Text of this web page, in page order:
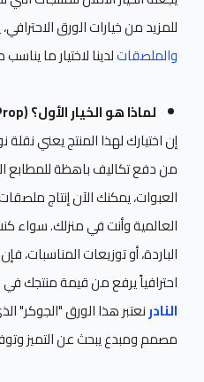
للمزيد من خيارات الورق
والملصقاتلدينا لاختيار ما
لماذا هو الخيار الأول؟ (The Value Prop)
إن اختيارك لهذا المنتج يعني
من دفع تكاليف باهظة للمطابع
العبوات، يمكنك الآن إنتاج
العالمية وأنت في منزلك. سواء
احترافياً يرفع من قيمة منتجك
النادرنعتبر هذا الورق "الجوكر"
مصمم ومبدع يبحث عن التميز